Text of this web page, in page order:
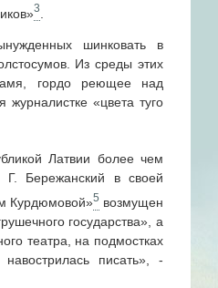
3
шинковать в
Из среды этих
гордо реющее над
журналистке «цвета туго
Латвии более чем
Г. Бережанский в своей
Курдюмовой»5 возмущен
государства», а
театра, на подмостках
писать», -